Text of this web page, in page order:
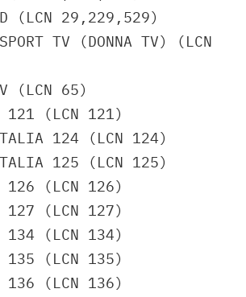
(LCN 29,229,529)
SPORT TV (DONNA TV) (LCN
(LCN 65)
121 (LCN 121)
124 (LCN 124)
125 (LCN 125)
126 (LCN 126)
127 (LCN 127)
134 (LCN 134)
135 (LCN 135)
136 (LCN 136)